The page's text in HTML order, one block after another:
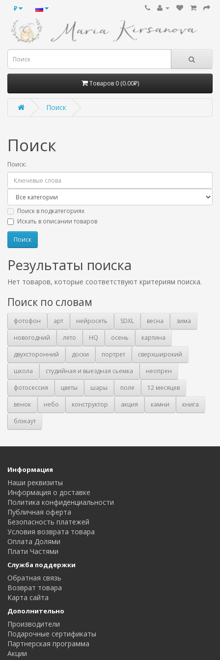
₽
Товаров 0 (0.00₽)
Поиск
Поиск
Поиск:
Поиск в подкатегориях
Искать в описании товаров
Результаты поиска
Нет товаров, которые соответствуют критериям поиска.
Поиск по словам
фотофон арт нейросеть SDXL весна
зима
новогодний
лето HQ осень
картина
двухсторонний
доски портрет
сверхширокий
школа
студийная и выездная сьемка
неопрен
фотосессия
цветы шары поле
12 месяцев
венок
небо конструктор акция камни
книга
блэкаут
Информация
Наши реквизиты
Информация о доставке
Политика конфиденциальности
Публичная оферта
Безопасность платежей
Условия возврата товара
Оплата Долями
Плати Частями
Служба поддержки
Обратная связь
Возврат товара
Карта сайта
Дополнительно
Производители
Подарочные сертификаты
Партнерская программа
Акции